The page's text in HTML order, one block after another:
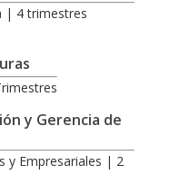
| 4 trimestres
y Gerencia de
y Empresariales | 2